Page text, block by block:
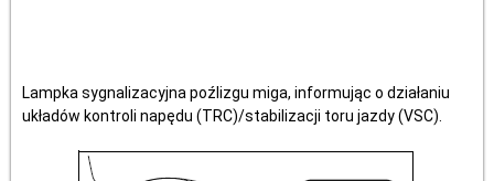
Lampka sygnalizacyjna poźlizgu miga, informując o działaniu
układów kontroli napędu (TRC)/stabilizacji toru jazdy (VSC).